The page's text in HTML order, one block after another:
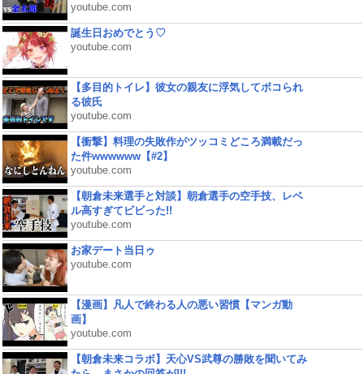
youtube.com
誕生日おめでとう♡
youtube.com
【多目的トイレ】彼女の親友に浮気してボコられ
る彼氏
youtube.com
【衝撃】料理の失敗作がツッコミどころ満載だっ
た件wwwwww【#2】
youtube.com
【朝倉未来選手と対談】朝倉選手の空手技、レベ
ル高すぎてビビった!!
youtube.com
お家デート当日ゥ
youtube.com
【漫画】凡人で終わる人の悪い習慣【マンガ動
画】
youtube.com
【朝倉未来コラボ】天心VS武尊の勝敗を聞いてみ